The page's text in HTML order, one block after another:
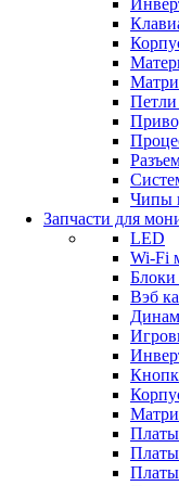
Петли
Чипы
Запчасти для
LED
Wi-Fi
Блоки
Вэб